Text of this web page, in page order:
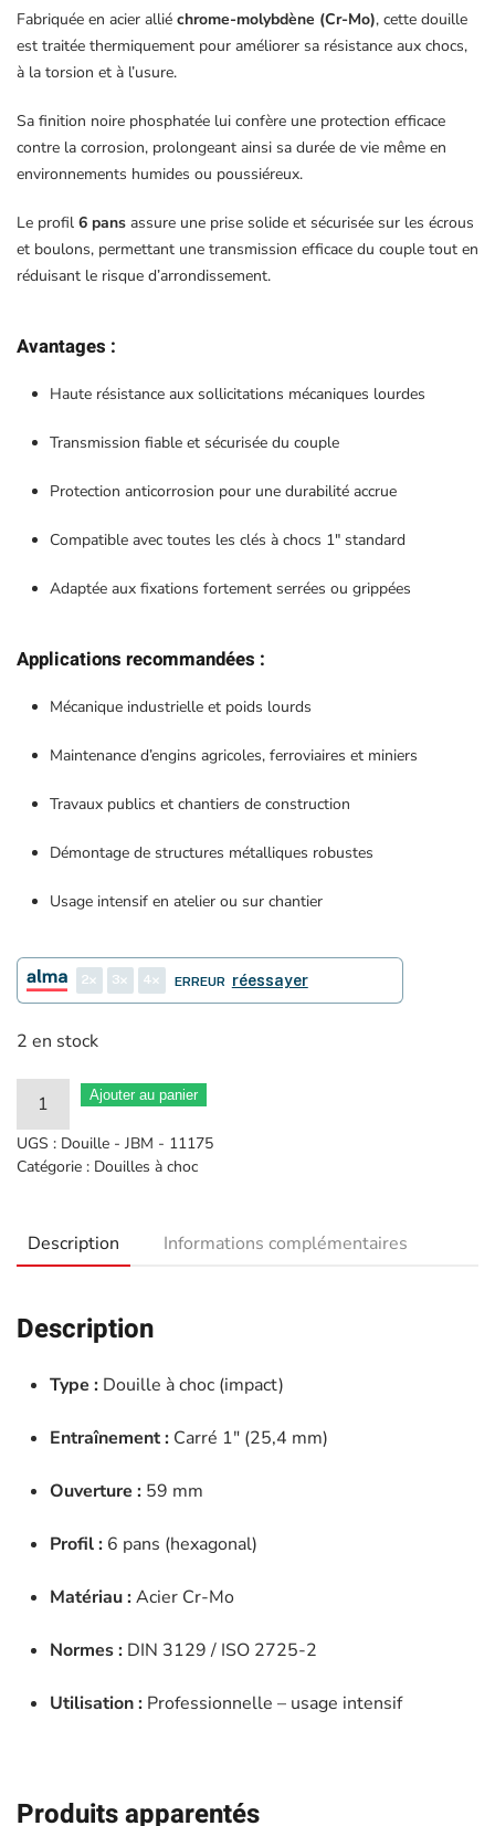
Fabriquée en acier allié chrome-molybdène (Cr-Mo), cette douille
est traitée thermiquement pour améliorer sa résistance aux chocs,
à la torsion et à l’usure.
Sa finition noire phosphatée lui confère une protection efficace
contre la corrosion, prolongeant ainsi sa durée de vie même en
environnements humides ou poussiéreux.
Le profil 6 pans assure une prise solide et sécurisée sur les écrous
et boulons, permettant une transmission efficace du couple tout en
réduisant le risque d’arrondissement.
Avantages :
Haute résistance aux sollicitations mécaniques lourdes
Transmission fiable et sécurisée du couple
Protection anticorrosion pour une durabilité accrue
Compatible avec toutes les clés à chocs 1″ standard
Adaptée aux fixations fortement serrées ou grippées
Applications recommandées :
Mécanique industrielle et poids lourds
Maintenance d’engins agricoles, ferroviaires et miniers
Travaux publics et chantiers de construction
Démontage de structures métalliques robustes
Usage intensif en atelier ou sur chantier
2 3 4 ERREUR réessayer
2 en stock
quantité
de
Douille
pans
-
11175
Ajouter au panier
UGS : Douille - JBM - 11175
Catégorie : Douilles à choc
Description Informations complémentaires
Description
Type : Douille à choc (impact)
Entraînement : Carré 1″ (25,4 mm)
Ouverture : 59 mm
Profil : 6 pans (hexagonal)
Matériau :Acier Cr-Mo
Normes : DIN 3129 / ISO 2725-2
Utilisation : Professionnelle – usage intensif
Produits apparentés